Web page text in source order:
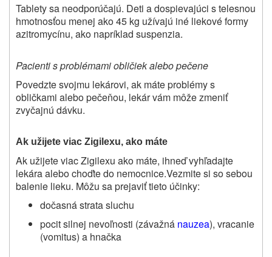
Tablety sa neodporúčajú. Deti a dospievajúci s telesnou
hmotnosťou menej ako 45 kg užívajú iné liekové formy
azitromycínu, ako napríklad suspenzia.
Pacienti s problémami obličiek alebo pečene
Povedzte svojmu lekárovi, ak máte problémy s
obličkami alebo pečeňou, lekár vám môže zmeniť
zvyčajnú dávku.
Ak užijete viac Zigilexu, ako máte
Ak užijete viac Zigilexu ako máte, ihneď vyhľadajte
lekára alebo choďte do nemocnice.Vezmite si so sebou
balenie lieku. Môžu sa prejaviť tieto účinky:
dočasná strata sluchu
pocit silnej nevoľnosti (závažná nauzea), vracanie
(vomitus) a hnačka